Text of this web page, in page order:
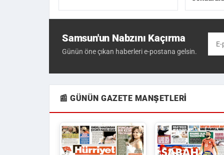
Samsun'un Nabzını Kaçırma
Günün öne çıkan haberleri e-postana gelsin.
📰 GÜNÜN GAZETE MANŞETLERI